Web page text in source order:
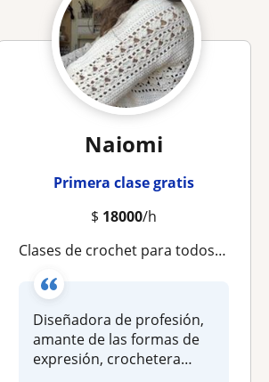
Naiomi
Primera clase gratis
$ 18000/h
Clases de crochet para todos los niveles
Diseñadora de profesión,
amante de las formas de
expresión, crochetera